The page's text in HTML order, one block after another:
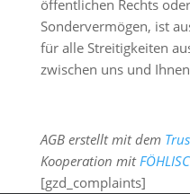
öffentlichen Rechts
Sondervermögen, ist
für alle Streitigkeiten
zwischen uns und
AGB erstellt mit dem
Kooperation mit
[gzd_complaints]